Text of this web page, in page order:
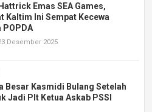
Emas SEA Games,
Kaltim Ini Sempat Kecewa
POPDA
Desember 2025
Besar Kasmidi Bulang Setelah
Jadi Plt Ketua Askab PSSI